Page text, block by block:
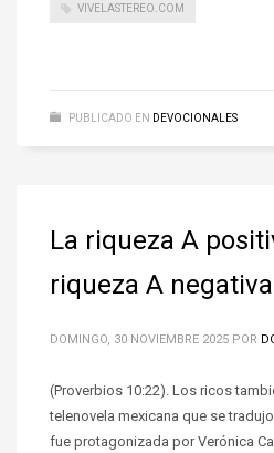
VIVELASTEREO.COM
PUBLICADO EN DEVOCIONALES
La riqueza A
riqueza A
DOMINGO, 30 NOVIEMBRE 2025 POR
(Proverbios 10:22). Los ricos
telenovela mexicana que se
fue protagonizada por Verónica